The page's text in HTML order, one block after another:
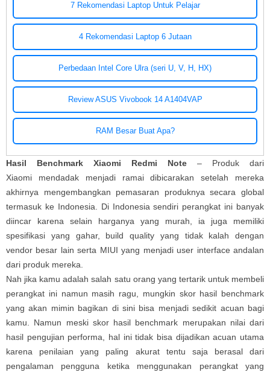
7 Rekomendasi Laptop Untuk Pelajar
4 Rekomendasi Laptop 6 Jutaan
Perbedaan Intel Core Ulra (seri U, V, H, HX)
Review ASUS Vivobook 14 A1404VAP
RAM Besar Buat Apa?
Hasil Benchmark Xiaomi Redmi Note – Produk dari
Xiaomi mendadak menjadi ramai dibicarakan setelah mereka
akhirnya mengembangkan pemasaran produknya secara global
termasuk ke Indonesia. Di Indonesia sendiri perangkat ini banyak
diincar karena selain harganya yang murah, ia juga memiliki
spesifikasi yang gahar, build quality yang tidak kalah dengan
vendor besar lain serta MIUI yang menjadi user interface andalan
dari produk mereka.
Nah jika kamu adalah salah satu orang yang tertarik untuk membeli
perangkat ini namun masih ragu, mungkin skor hasil benchmark
yang akan mimin bagikan di sini bisa menjadi sedikit acuan bagi
kamu. Namun meski skor hasil benchmark merupakan nilai dari
hasil pengujian performa, hal ini tidak bisa dijadikan acuan utama
karena penilaian yang paling akurat tentu saja berasal dari
pengalaman pengguna ketika menggunakan perangkat yang